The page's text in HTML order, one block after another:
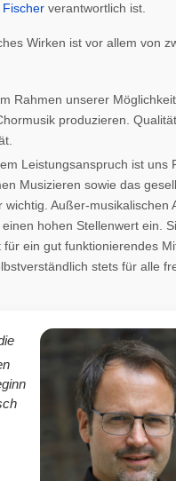
Fischer verantwortlich ist.
Wirken ist vor allem von
Rahmen unserer
produzieren.
Leistungsanspruch ist uns
Musizieren sowie das
wichtig. Außer-musikalischen
hohen Stellenwert ein.
für ein gut funktionierendes
stets für alle